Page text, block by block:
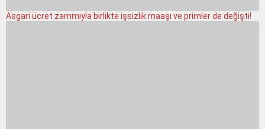
Asgari ücret zammıyla birlikte işsizlik maaşı ve primler de değişti!